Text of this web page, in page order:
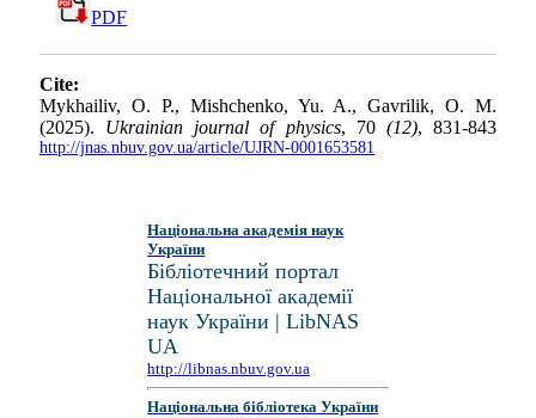
PDF
Cite:
Mykhailiv, O. P., Mishchenko, Yu. A., Gavrilik, O. M.
(2025). Ukrainian journal of physics, 70 (12), 831-843
http://jnas.nbuv.gov.ua/article/UJRN-0001653581
Національна академія наук
України
Бібліотечний портал
Національної академії
наук України | LibNAS
UA
http://libnas.nbuv.gov.ua
Національна бібліотека України